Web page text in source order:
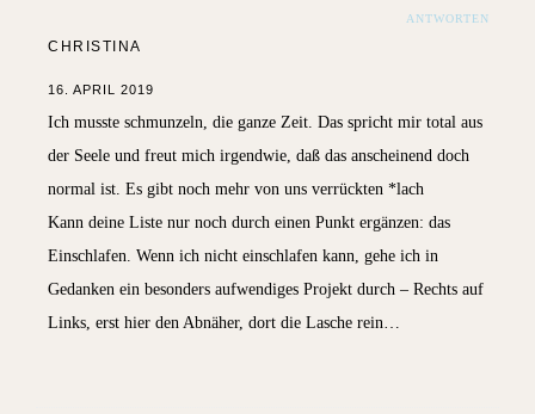
ANTWORTEN
CHRISTINA
16. APRIL 2019
Ich musste schmunzeln, die ganze Zeit. Das spricht mir total aus
der Seele und freut mich irgendwie, daß das anscheinend doch
normal ist. Es gibt noch mehr von uns verrückten *lach
Kann deine Liste nur noch durch einen Punkt ergänzen: das
Einschlafen. Wenn ich nicht einschlafen kann, gehe ich in
Gedanken ein besonders aufwendiges Projekt durch – Rechts auf
Links, erst hier den Abnäher, dort die Lasche rein…